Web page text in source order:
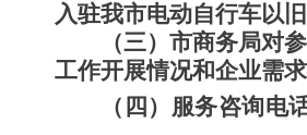
入驻我市电动自行车以
（三）市商务局对
工作开展情况和企业需
（四） 服务咨询电